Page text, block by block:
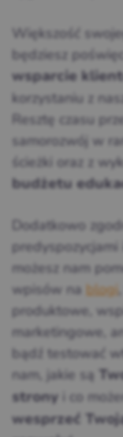
Większość
będziesz
wsparcie
korzystaniu z
Resztę czasu
samorozwój w
ścieżki oraz z
budżetu
Dodatkowo
predyspozycjami
możesz nam
wpisów na blogi
produktowe,
marketingowe,
bądź testować
nam, jakie są
strony
i co
wesprzeć